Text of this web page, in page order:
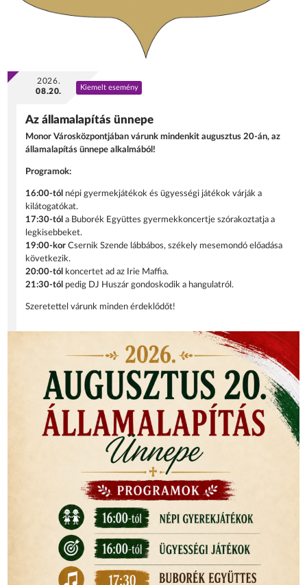
2026.
08.20.
Kiemelt esemény
Az államalapítás ünnepe
Monor Városközpontjában várunk mindenkit augusztus 20-án, az
államalapítás ünnepe alkalmából!
Programok:
16:00-tól népi gyermekjátékok és ügyességi játékok várják a
kilátogatókat.
17:30-tól a Buborék Együttes gyermekkoncertje szórakoztatja a
legkisebbeket.
19:00-korCsernik Szende lábbábos, székely mesemondó előadása
következik.
20:00-tól
koncertet ad az Irie Maffia.
21:30-tól pedig DJ Huszár gondoskodik a hangulatról.
Szeretettel várunk minden érdeklődőt!